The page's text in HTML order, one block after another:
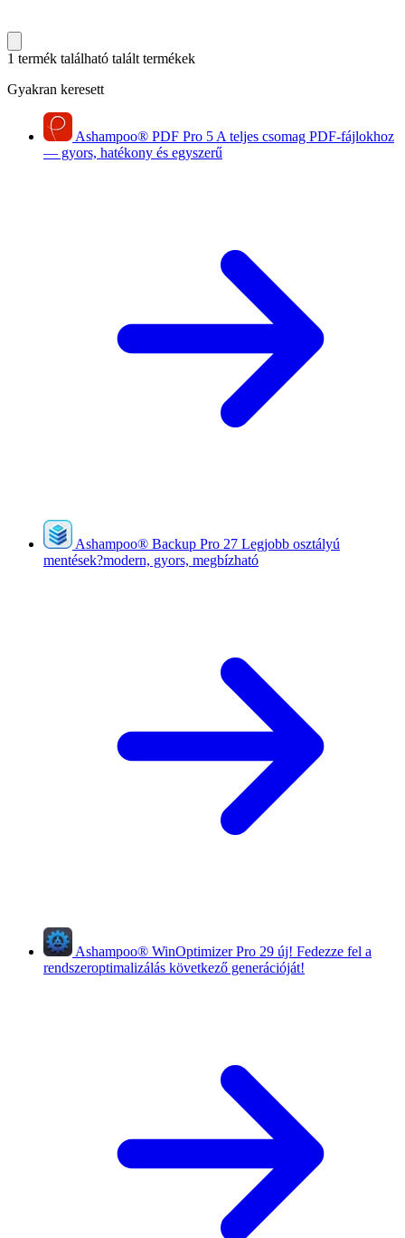
1 termék található talált termékek
Gyakran keresett
Ashampoo® PDF Pro 5 A teljes csomag PDF-fájlokhoz
— gyors, hatékony és egyszerű
Ashampoo® Backup Pro 27 Legjobb osztályú
mentések?modern, gyors, megbízható
Ashampoo® WinOptimizer Pro 29 új! Fedezze fel a
rendszeroptimalizálás következő generációját!